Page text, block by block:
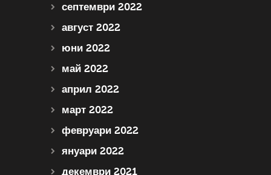
септември 2022
август 2022
юни 2022
май 2022
април 2022
март 2022
февруари 2022
януари 2022
декември 2021